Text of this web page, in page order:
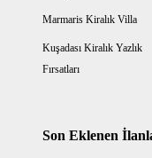
Marmaris Kiralık Villa
Kuşadası Kiralık Yazlık
Fırsatları
Son Eklenen